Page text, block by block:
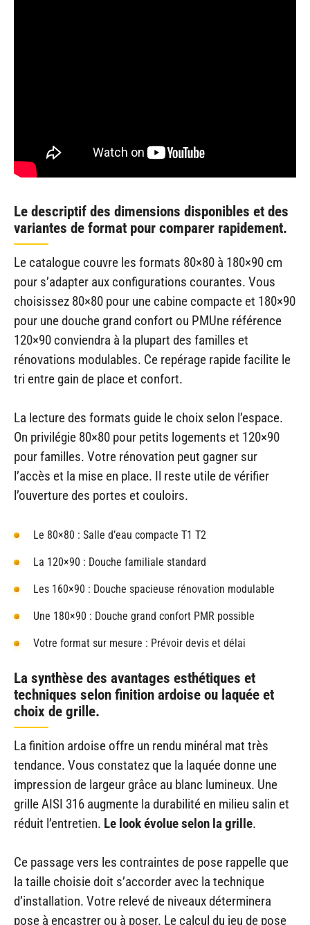
Le descriptif des dimensions disponibles et des
variantes de format pour comparer rapidement.
Le catalogue couvre les formats 80×80 à 180×90 cm
pour s’adapter aux configurations courantes. Vous
choisissez 80×80 pour une cabine compacte et 180×90
pour une douche grand confort ou PMUne référence
120×90 conviendra à la plupart des familles et
rénovations modulables. Ce repérage rapide facilite le
tri entre gain de place et confort.
La lecture des formats guide le choix selon l’espace.
On privilégie 80×80 pour petits logements et 120×90
pour familles. Votre rénovation peut gagner sur
l’accès et la mise en place. Il reste utile de vérifier
l’ouverture des portes et couloirs.
Le 80×80 : Salle d’eau compacte T1 T2
La 120×90 : Douche familiale standard
Les 160×90 : Douche spacieuse rénovation modulable
Une 180×90 : Douche grand confort PMR possible
Votre format sur mesure : Prévoir devis et délai
La synthèse des avantages esthétiques et
techniques selon finition ardoise ou laquée et
choix de grille.
La finition ardoise offre un rendu minéral mat très
tendance. Vous constatez que la laquée donne une
impression de largeur grâce au blanc lumineux. Une
grille AISI 316 augmente la durabilité en milieu salin et
réduit l’entretien. Le look évolue selon la grille.
Ce passage vers les contraintes de pose rappelle que
la taille choisie doit s’accorder avec la technique
d’installation. Votre relevé de niveaux déterminera
pose à encastrer ou à poser. Le calcul du jeu de pose